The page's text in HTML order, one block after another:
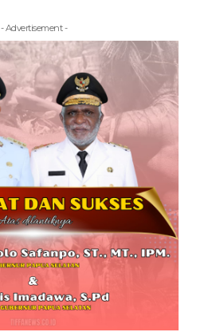
- Advertisement -